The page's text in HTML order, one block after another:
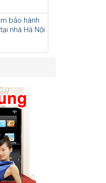
bảo hành
nhà Hà Nội